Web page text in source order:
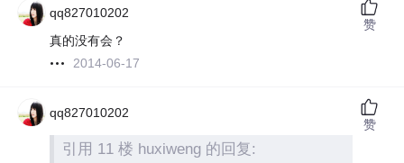
qq827010202
真的没有会？
2014-06-17
赞
qq827010202
引用 11 楼 huxiweng 的回复:
赞